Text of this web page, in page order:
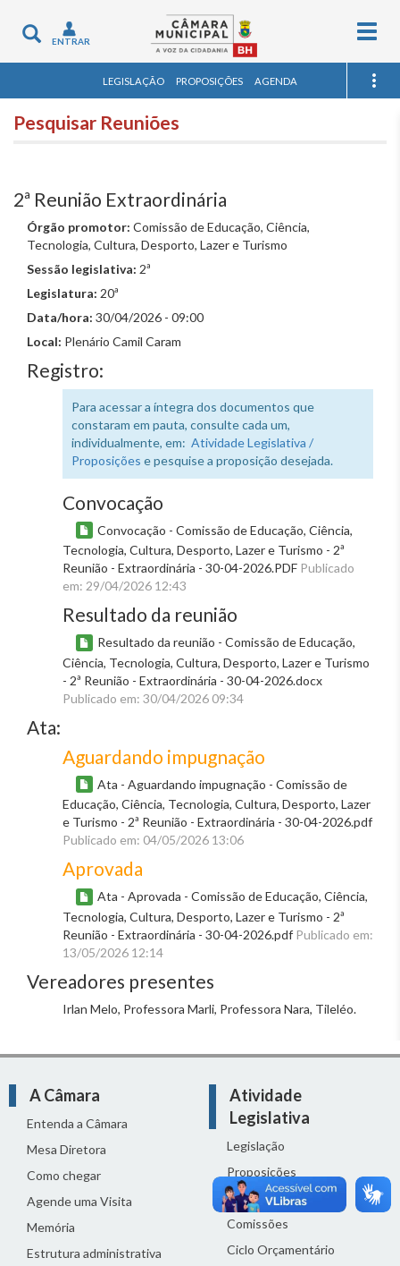
Toggle
navigation
ENTRAR
LEGISLAÇÃO PROPOSIÇÕES AGENDA
Pesquisar Reuniões
2ª Reunião Extraordinária
Órgão promotor: Comissão de Educação, Ciência,
Tecnologia, Cultura, Desporto, Lazer e Turismo
Sessão legislativa: 2ª
Legislatura: 20ª
Data/hora: 30/04/2026 - 09:00
Local: Plenário Camil Caram
Registro:
Para acessar a íntegra dos documentos que
constaram em pauta, consulte cada um,
individualmente, em: Atividade Legislativa /
Proposições e pesquise a proposição desejada.
Convocação
Convocação - Comissão de Educação, Ciência,
Tecnologia, Cultura, Desporto, Lazer e Turismo - 2ª
Reunião - Extraordinária - 30-04-2026.PDF Publicado
em: 29/04/2026 12:43
Resultado da reunião
Resultado da reunião - Comissão de Educação,
Ciência, Tecnologia, Cultura, Desporto, Lazer e Turismo
- 2ª Reunião - Extraordinária - 30-04-2026.docx
Publicado em: 30/04/2026 09:34
Ata:
Aguardando impugnação
Ata - Aguardando impugnação - Comissão de
Educação, Ciência, Tecnologia, Cultura, Desporto, Lazer
e Turismo - 2ª Reunião - Extraordinária - 30-04-2026.pdf
Publicado em: 04/05/2026 13:06
Aprovada
Ata - Aprovada - Comissão de Educação, Ciência,
Tecnologia, Cultura, Desporto, Lazer e Turismo - 2ª
Reunião - Extraordinária - 30-04-2026.pdf Publicado em:
13/05/2026 12:14
Vereadores presentes
Irlan Melo, Professora Marli, Professora Nara, Tileléo.
A Câmara
Entenda a Câmara
Mesa Diretora
Como chegar
Agende uma Visita
Memória
Estrutura administrativa
Atividade
Legislativa
Legislação
Proposições
Reuniões
Comissões
Ciclo Orçamentário